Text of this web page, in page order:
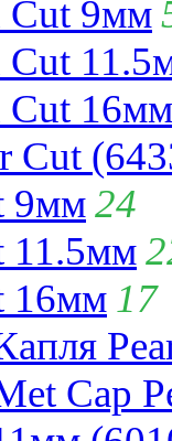
Cut 9мм
Cut
Cut 16мм
Cut
9мм24
11.5мм
16мм 17
Cap